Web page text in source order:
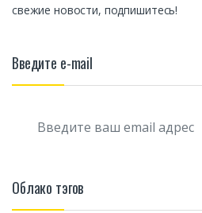
свежие новости, подпишитесь!
Введите e-mail
l
*
Облако тэгов